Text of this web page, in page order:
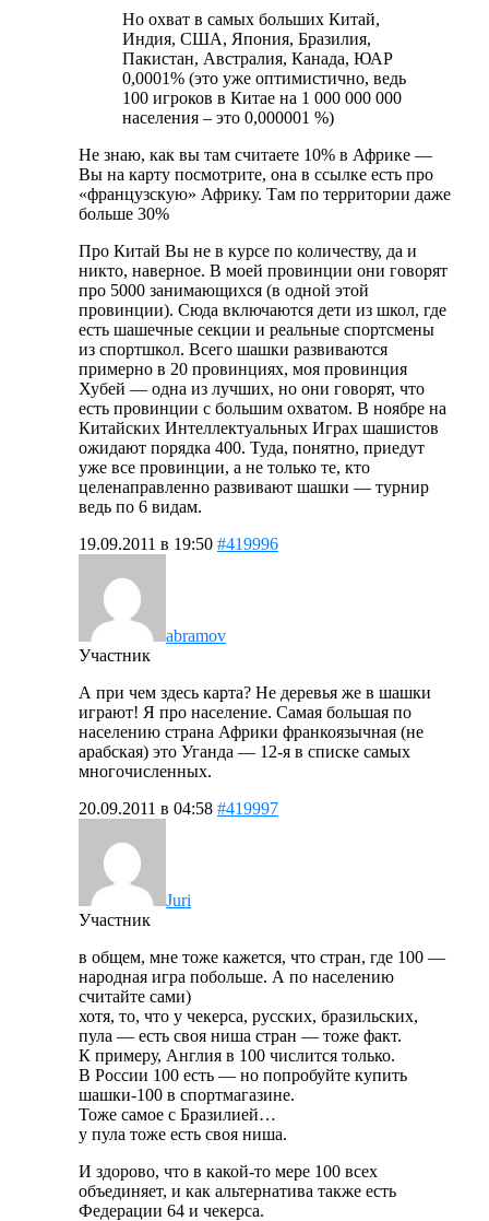
Но охват в самых больших Китай,
Индия, США, Япония, Бразилия,
Пакистан, Австралия, Канада, ЮАР
0,0001% (это уже оптимистично, ведь
100 игроков в Китае на 1 000 000 000
населения – это 0,000001 %)
Не знаю, как вы там считаете 10% в Африке —
Вы на карту посмотрите, она в ссылке есть про
«французскую» Африку. Там по территории даже
больше 30%
Про Китай Вы не в курсе по количеству, да и
никто, наверное. В моей провинции они говорят
про 5000 занимающихся (в одной этой
провинции). Сюда включаются дети из школ, где
есть шашечные секции и реальные спортсмены
из спортшкол. Всего шашки развиваются
примерно в 20 провинциях, моя провинция
Хубей — одна из лучших, но они говорят, что
есть провинции с большим охватом. В ноябре на
Китайских Интеллектуальных Играх шашистов
ожидают порядка 400. Туда, понятно, приедут
уже все провинции, а не только те, кто
целенаправленно развивают шашки — турнир
ведь по 6 видам.
19.09.2011 в 19:50 #419996
abramov
Участник
А при чем здесь карта? Не деревья же в шашки
играют! Я про население. Самая большая по
населению страна Африки франкоязычная (не
арабская) это Уганда — 12-я в списке самых
многочисленных.
20.09.2011 в 04:58 #419997
Juri
Участник
в общем, мне тоже кажется, что стран, где 100 —
народная игра побольше. А по населению
считайте сами)
хотя, то, что у чекерса, русских, бразильских,
пула — есть своя ниша стран — тоже факт.
К примеру, Англия в 100 числится только.
В России 100 есть — но попробуйте купить
шашки-100 в спортмагазине.
Тоже самое с Бразилией…
у пула тоже есть своя ниша.
И здорово, что в какой-то мере 100 всех
объединяет, и как альтернатива также есть
Федерации 64 и чекерса.